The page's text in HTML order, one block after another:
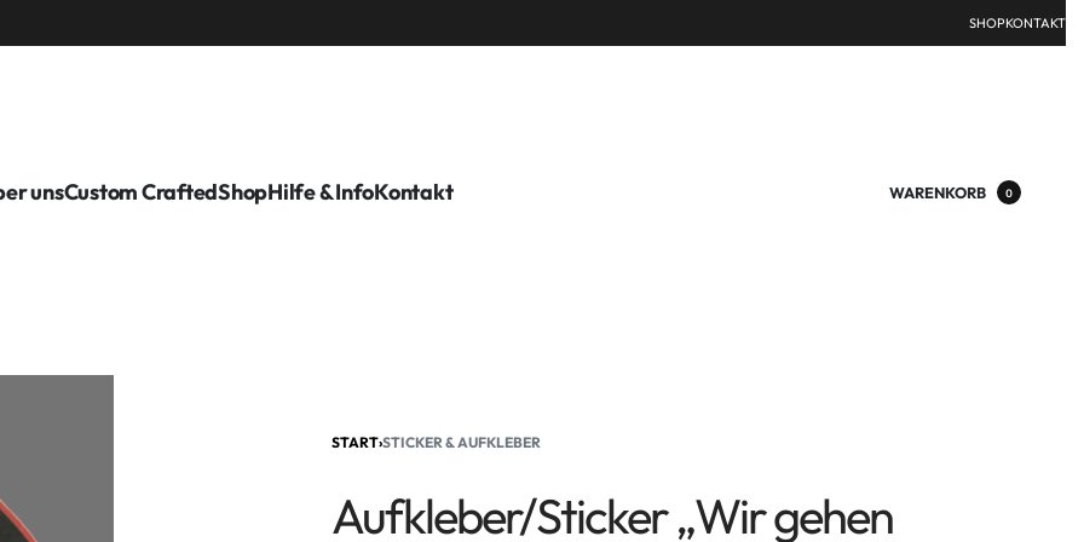
SHOPKONTAKT
unsCustom CraftedShopHilfe & InfoKontakt WARENKORB 0
START›STICKER & AUFKLEBER
Aufkleber/Sticker „Wir gehen